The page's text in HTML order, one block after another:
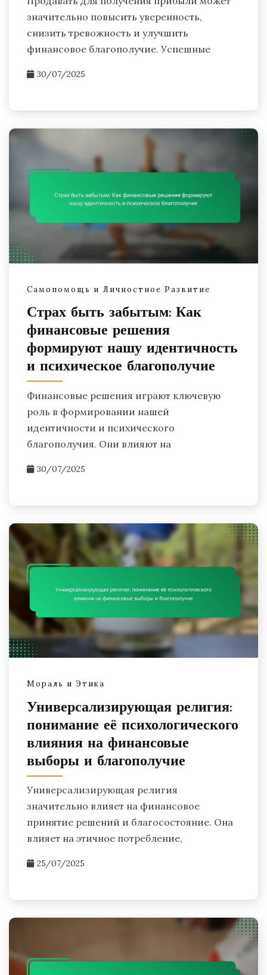
значительно повысить уверенность,
снизить тревожность и улучшить
финансовое благополучие. Успешные
30/07/2025
Самопомощь и Личностное Развитие
Страх быть забытым: Как
финансовые решения
формируют нашу идентичность
и психическое благополучие
Финансовые решения играют ключевую
роль в формировании нашей
идентичности и психического
благополучия. Они влияют на
30/07/2025
Мораль и Этика
Универсализирующая религия:
понимание её психологического
влияния на финансовые
выборы и благополучие
Универсализирующая религия
значительно влияет на финансовое
принятие решений и благосостояние. Она
влияет на этичное потребление,
25/07/2025